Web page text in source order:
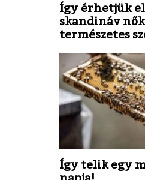
Így érhetjük
skandináv nők
természetes
Így telik egy
napja!